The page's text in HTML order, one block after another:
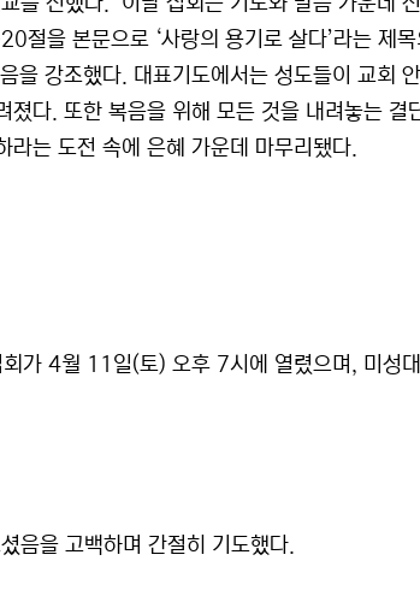
을 본문으로 ‘사랑의 용기로 살다’라는 제목
강조했다. 대표기도에서는 성도들이 교회 안
다. 또한 복음을 위해 모든 것을 내려놓는 결
라는 도전 속에 은혜 가운데 마무리됐다.
가 4월 11일(토) 오후 7시에 열렸으며, 미성
음을 고백하며 간절히 기도했다.